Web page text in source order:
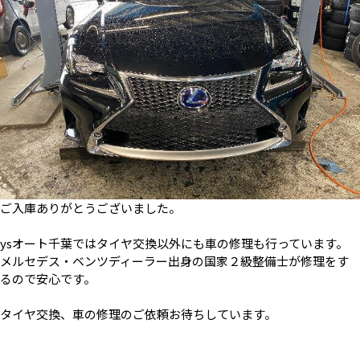
ご入庫ありがとうございました。
ysオート千葉ではタイヤ交換以外にも車の修理も行っています。
メルセデス・ベンツディーラー出身の国家２級整備士が修理をす
るので安心です。
タイヤ交換、車の修理のご依頼お待ちしています。